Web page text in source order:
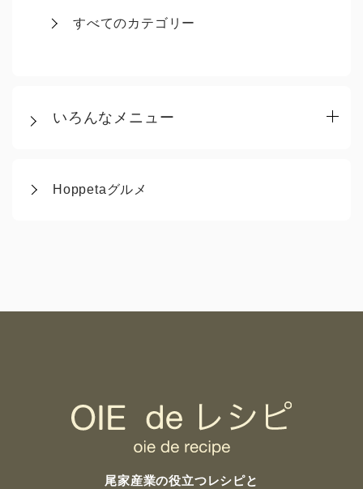
すべてのカテゴリー
いろんなメニュー
Hoppetaグルメ
尾家産業の役立つレシピと